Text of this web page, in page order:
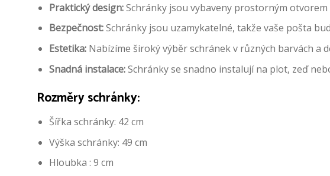
Praktický design:Schránky jsou vybaveny prostorným
Bezpečnost:Schránky jsou uzamykatelné, takže vaše pošta
Estetika:Nabízíme široký výběr schránek v různých barvách a
Snadná instalace:Schránky se snadno instalují na plot, zeď
Rozměry schránky:
Šířka schránky: 42 cm
Výška schránky: 49 cm
Hloubka : 9 cm